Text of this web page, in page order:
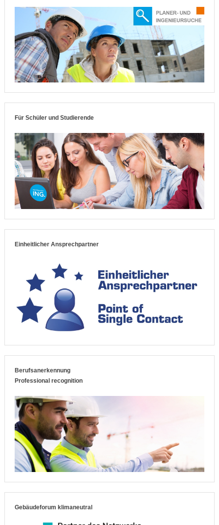
Für Schüler und Studierende
Einheitlicher Ansprechpartner
Berufsanerkennung
Professional recognition
Gebäudeforum klimaneutral